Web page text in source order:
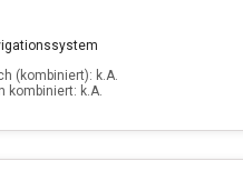
(kombiniert): k.A.
kombiniert: k.A.